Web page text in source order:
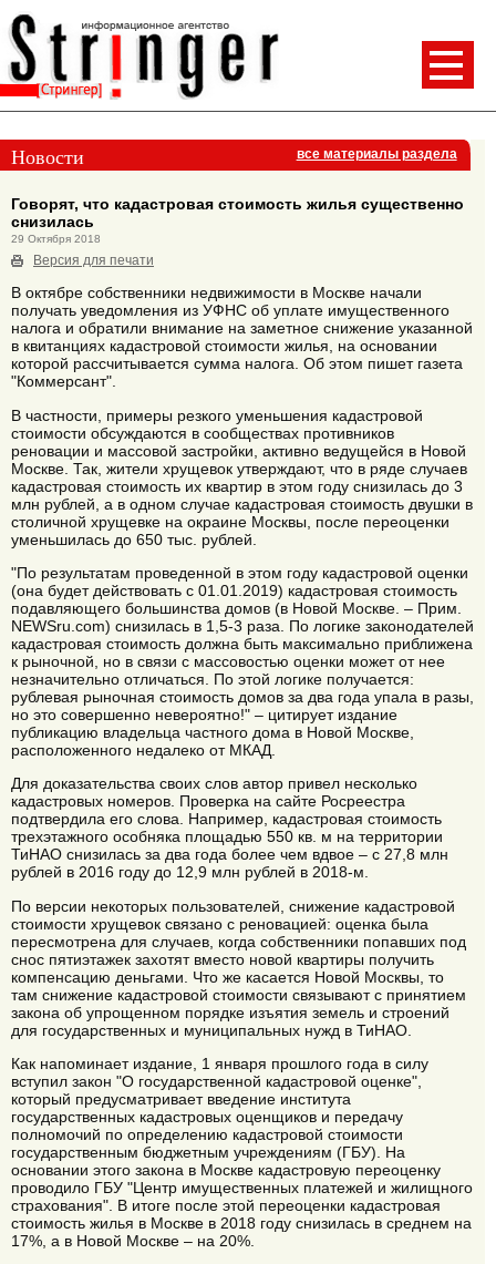
Новости все материалы раздела
Говорят, что кадастровая стоимость жилья существенно
снизилась
29 Октября 2018
Версия для печати
В октябре собственники недвижимости в Москве начали
получать уведомления из УФНС об уплате имущественного
налога и обратили внимание на заметное снижение указанной
в квитанциях кадастровой стоимости жилья, на основании
которой рассчитывается сумма налога. Об этом пишет газета
"Коммерсант".
В частности, примеры резкого уменьшения кадастровой
стоимости обсуждаются в сообществах противников
реновации и массовой застройки, активно ведущейся в Новой
Москве. Так, жители хрущевок утверждают, что в ряде случаев
кадастровая стоимость их квартир в этом году снизилась до 3
млн рублей, а в одном случае кадастровая стоимость двушки в
столичной хрущевке на окраине Москвы, после переоценки
уменьшилась до 650 тыс. рублей.
"По результатам проведенной в этом году кадастровой оценки
(она будет действовать с 01.01.2019) кадастровая стоимость
подавляющего большинства домов (в Новой Москве. – Прим.
NEWSru.com) снизилась в 1,5-3 раза. По логике законодателей
кадастровая стоимость должна быть максимально приближена
к рыночной, но в связи с массовостью оценки может от нее
незначительно отличаться. По этой логике получается:
рублевая рыночная стоимость домов за два года упала в разы,
но это совершенно невероятно!" – цитирует издание
публикацию владельца частного дома в Новой Москве,
расположенного недалеко от МКАД.
Для доказательства своих слов автор привел несколько
кадастровых номеров. Проверка на сайте Росреестра
подтвердила его слова. Например, кадастровая стоимость
трехэтажного особняка площадью 550 кв. м на территории
ТиНАО снизилась за два года более чем вдвое – с 27,8 млн
рублей в 2016 году до 12,9 млн рублей в 2018-м.
По версии некоторых пользователей, снижение кадастровой
стоимости хрущевок связано с реновацией: оценка была
пересмотрена для случаев, когда собственники попавших под
снос пятиэтажек захотят вместо новой квартиры получить
компенсацию деньгами. Что же касается Новой Москвы, то
там снижение кадастровой стоимости связывают с принятием
закона об упрощенном порядке изъятия земель и строений
для государственных и муниципальных нужд в ТиНАО.
Как напоминает издание, 1 января прошлого года в силу
вступил закон "О государственной кадастровой оценке",
который предусматривает введение института
государственных кадастровых оценщиков и передачу
полномочий по определению кадастровой стоимости
государственным бюджетным учреждениям (ГБУ). На
основании этого закона в Москве кадастровую переоценку
проводило ГБУ "Центр имущественных платежей и жилищного
страхования". В итоге после этой переоценки кадастровая
стоимость жилья в Москве в 2018 году снизилась в среднем на
17%, а в Новой Москве – на 20%.